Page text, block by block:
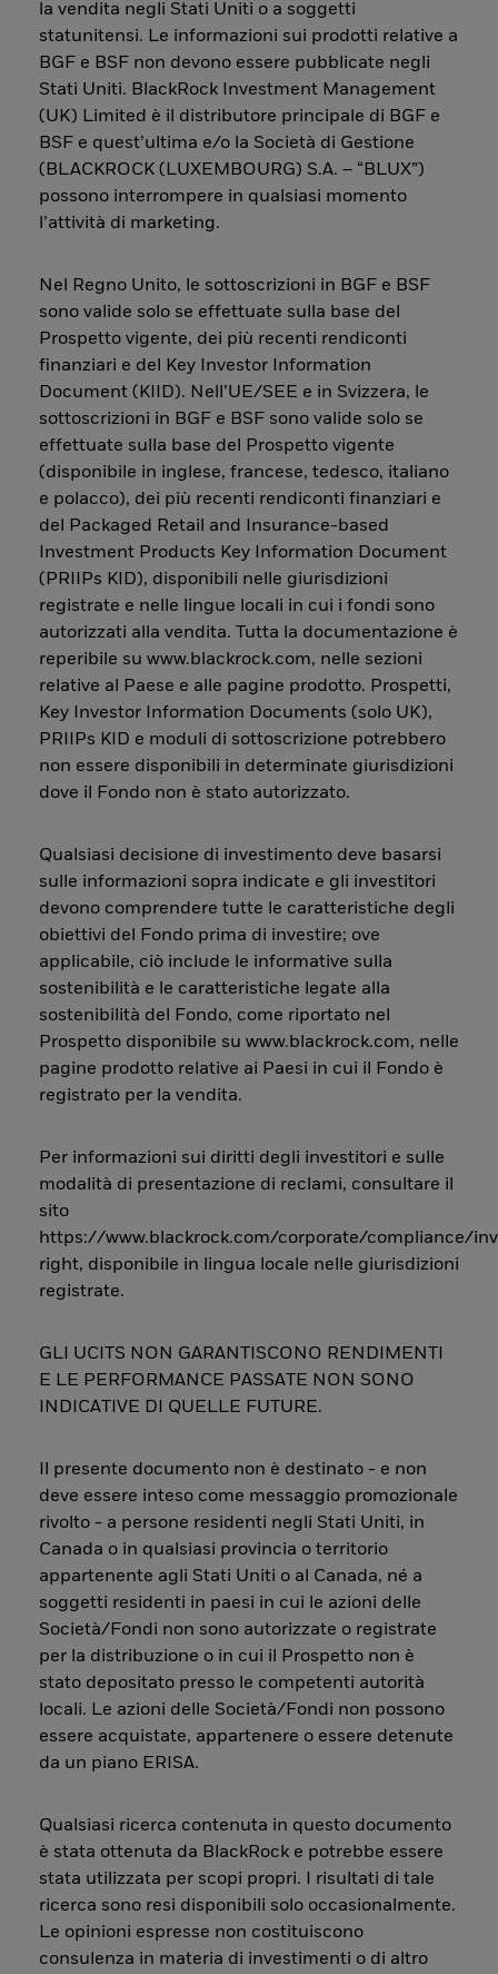
la vendita negli Stati Uniti o a soggetti
statunitensi. Le informazioni sui prodotti relative a
BGF e BSF non devono essere pubblicate negli
Stati Uniti. BlackRock Investment Management
(UK) Limited è il distributore principale di BGF e
BSF e quest’ultima e/o la Società di Gestione
(BLACKROCK (LUXEMBOURG) S.A. – “BLUX”)
possono interrompere in qualsiasi momento
l’attività di marketing.
Nel Regno Unito, le sottoscrizioni in BGF e BSF
sono valide solo se effettuate sulla base del
Prospetto vigente, dei più recenti rendiconti
finanziari e del Key Investor Information
Document (KIID). Nell’UE/SEE e in Svizzera, le
sottoscrizioni in BGF e BSF sono valide solo se
effettuate sulla base del Prospetto vigente
(disponibile in inglese, francese, tedesco, italiano
e polacco), dei più recenti rendiconti finanziari e
del Packaged Retail and Insurance-based
Investment Products Key Information Document
(PRIIPs KID), disponibili nelle giurisdizioni
registrate e nelle lingue locali in cui i fondi sono
autorizzati alla vendita. Tutta la documentazione è
reperibile su www.blackrock.com, nelle sezioni
relative al Paese e alle pagine prodotto. Prospetti,
Key Investor Information Documents (solo UK),
PRIIPs KID e moduli di sottoscrizione potrebbero
non essere disponibili in determinate giurisdizioni
dove il Fondo non è stato autorizzato.
Qualsiasi decisione di investimento deve basarsi
sulle informazioni sopra indicate e gli investitori
devono comprendere tutte le caratteristiche degli
obiettivi del Fondo prima di investire; ove
applicabile, ciò include le informative sulla
sostenibilità e le caratteristiche legate alla
sostenibilità del Fondo, come riportato nel
Prospetto disponibile su www.blackrock.com, nelle
pagine prodotto relative ai Paesi in cui il Fondo è
registrato per la vendita.
Per informazioni sui diritti degli investitori e sulle
modalità di presentazione di reclami, consultare il
sito
https://www.blackrock.com/corporate/compliance/
right, disponibile in lingua locale nelle giurisdizioni
registrate.
GLI UCITS NON GARANTISCONO RENDIMENTI
E LE PERFORMANCE PASSATE NON SONO
INDICATIVE DI QUELLE FUTURE.
Il presente documento non è destinato - e non
deve essere inteso come messaggio promozionale
rivolto - a persone residenti negli Stati Uniti, in
Canada o in qualsiasi provincia o territorio
appartenente agli Stati Uniti o al Canada, né a
soggetti residenti in paesi in cui le azioni delle
Società/Fondi non sono autorizzate o registrate
per la distribuzione o in cui il Prospetto non è
stato depositato presso le competenti autorità
locali. Le azioni delle Società/Fondi non possono
essere acquistate, appartenere o essere detenute
da un piano ERISA.
Qualsiasi ricerca contenuta in questo documento
è stata ottenuta da BlackRock e potrebbe essere
stata utilizzata per scopi propri. I risultati di tale
ricerca sono resi disponibili solo occasionalmente.
Le opinioni espresse non costituiscono
consulenza in materia di investimenti o di altro